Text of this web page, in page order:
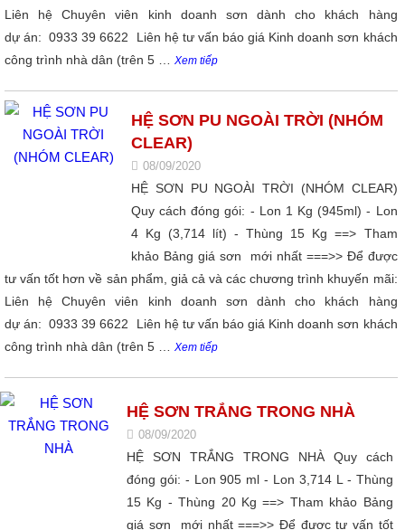
Liên hệ Chuyên viên kinh doanh sơn dành cho khách hàng
dự án: 0933 39 6622 Liên hệ tư vấn báo giá Kinh doanh sơn khách
công trình nhà dân (trên 5 … Xem tiếp
HỆ SƠN PU NGOÀI TRỜI (NHÓM
CLEAR)
08/09/2020
HỆ SƠN PU NGOÀI TRỜI (NHÓM CLEAR)
Quy cách đóng gói: - Lon 1 Kg (945ml) - Lon
4 Kg (3,714 lít) - Thùng 15 Kg ==> Tham
khảo Bảng giá sơn mới nhất ===>> Để được
tư vấn tốt hơn về sản phẩm, giả cả và các chương trình khuyến mãi:
Liên hệ Chuyên viên kinh doanh sơn dành cho khách hàng
dự án: 0933 39 6622 Liên hệ tư vấn báo giá Kinh doanh sơn khách
công trình nhà dân (trên 5 … Xem tiếp
HỆ SƠN TRẮNG TRONG NHÀ
08/09/2020
HỆ SƠN TRẮNG TRONG NHÀ Quy cách
đóng gói: - Lon 905 ml - Lon 3,714 L - Thùng
15 Kg - Thùng 20 Kg ==> Tham khảo Bảng
giá sơn mới nhất ===>> Để được tư vấn tốt